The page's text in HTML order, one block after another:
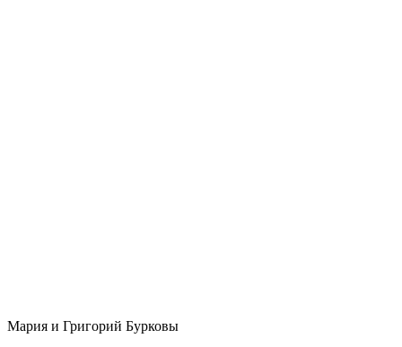
Мария и Григорий Бурковы